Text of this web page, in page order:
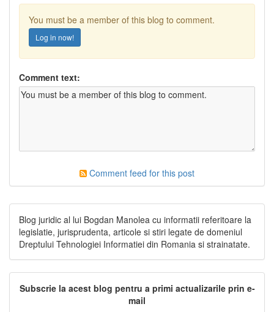
You must be a member of this blog to comment.
Log in now!
Comment text:
Comment feed for this post
Blog juridic al lui Bogdan Manolea cu informatii referitoare la
legislatie, jurisprudenta, articole si stiri legate de domeniul
Dreptului Tehnologiei Informatiei din Romania si strainatate.
Subscrie la acest blog pentru a primi actualizarile prin e-
mail